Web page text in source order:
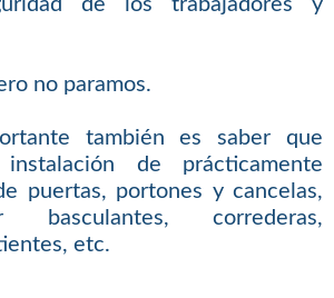
de los trabajadores y
no paramos.
también es saber que
de prácticamente
puertas, portones y cancelas,
basculantes, correderas,
etc.